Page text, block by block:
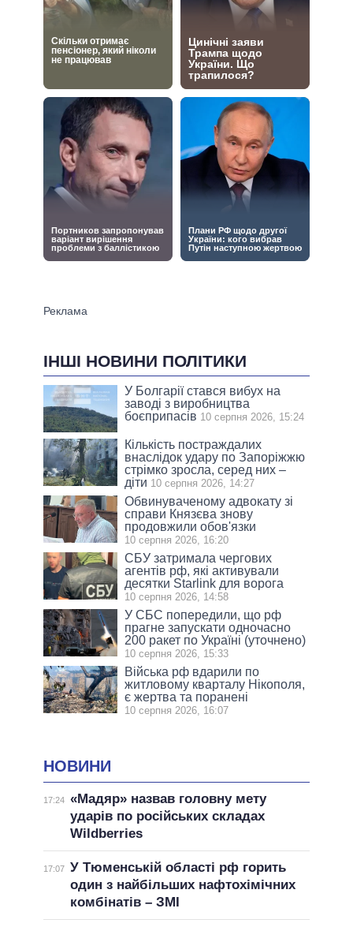
ІНШІ НОВИНИ ПОЛІТИКИ
У Болгарії стався вибух на
заводі з виробництва
боєприпасів 10 серпня 2026, 15:24
Кількість постраждалих
внаслідок удару по Запоріжжю
стрімко зросла, серед них –
діти 10 серпня 2026, 14:27
Обвинуваченому адвокату зі
справи Князєва знову
продовжили обов'язки
10 серпня 2026, 16:20
СБУ затримала чергових
агентів рф, які активували
десятки Starlink для ворога
10 серпня 2026, 14:58
У СБС попередили, що рф
прагне запускати одночасно
200 ракет по Україні (уточнено)
10 серпня 2026, 15:33
Війська рф вдарили по
житловому кварталу Нікополя,
є жертва та поранені
10 серпня 2026, 16:07
НОВИНИ
17:24 «Мадяр» назвав головну мету
ударів по російських складах
Wildberries
17:07 У Тюменській області рф горить
один з найбільших нафтохімічних
комбінатів – ЗМІ